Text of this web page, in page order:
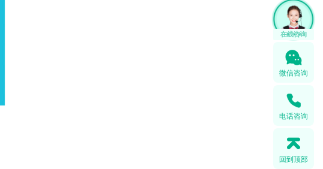
在线咨询
微信咨询
电话咨询
回到顶部